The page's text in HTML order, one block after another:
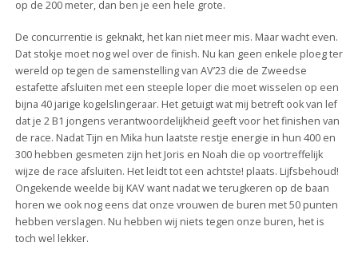
op de 200 meter, dan ben je een hele grote.
De concurrentie is geknakt, het kan niet meer mis. Maar wacht even.
Dat stokje moet nog wel over de finish. Nu kan geen enkele ploeg ter
wereld op tegen de samenstelling van AV’23 die de Zweedse
estafette afsluiten met een steeple loper die moet wisselen op een
bijna 40 jarige kogelslingeraar. Het getuigt wat mij betreft ook van lef
dat je 2 B1 jongens verantwoordelijkheid geeft voor het finishen van
de race. Nadat Tijn en Mika hun laatste restje energie in hun 400 en
300 hebben gesmeten zijn het Joris en Noah die op voortreffelijk
wijze de race afsluiten. Het leidt tot een achtste! plaats. Lijfsbehoud!
Ongekende weelde bij KAV want nadat we terugkeren op de baan
horen we ook nog eens dat onze vrouwen de buren met 50 punten
hebben verslagen. Nu hebben wij niets tegen onze buren, het is
toch wel lekker.